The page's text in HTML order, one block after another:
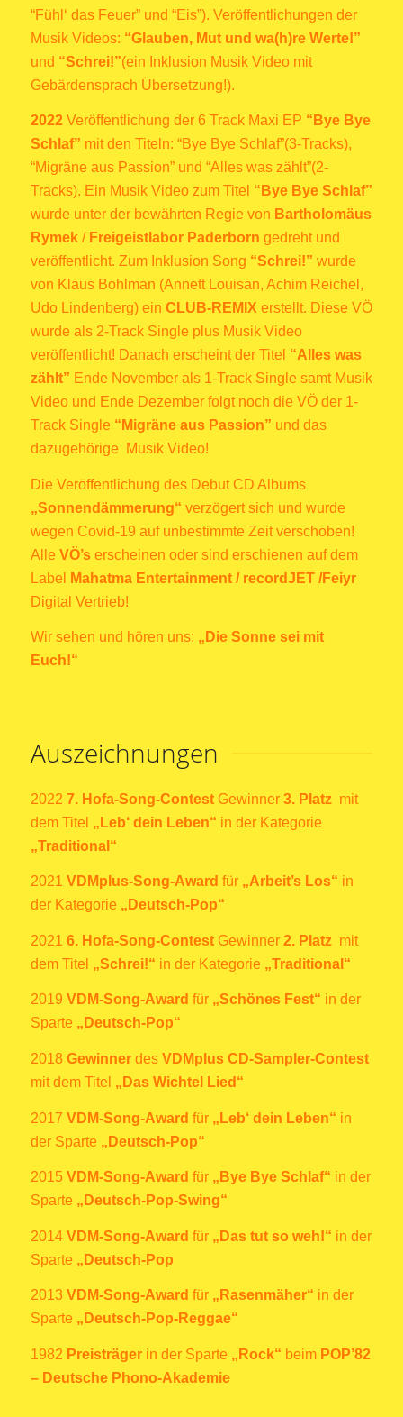
“Fühl‘ das Feuer” und “Eis”). Veröffentlichungen der
Musik Videos: “Glauben, Mut und wa(h)re Werte!”
und “Schrei!”(ein Inklusion Musik Video mit
Gebärdensprach Übersetzung!).
2022Veröffentlichung der 6 Track Maxi EP “Bye Bye
Schlaf” mit den Titeln: “Bye Bye Schlaf”(3-Tracks),
“Migräne aus Passion” und “Alles was zählt”(2-
Tracks). Ein Musik Video zum Titel “Bye Bye Schlaf”
wurde unter der bewährten Regie von Bartholomäus
Rymek/ Freigeistlabor Paderborn gedreht und
veröffentlicht. Zum Inklusion Song “Schrei!” wurde
von Klaus Bohlman (Annett Louisan, Achim Reichel,
Udo Lindenberg) ein CLUB-REMIX erstellt. Diese VÖ
wurde als 2-Track Single plus Musik Video
veröffentlicht! Danach erscheint der Titel “Alles was
zählt” Ende November als 1-Track Single samt Musik
Video und Ende Dezember folgt noch die VÖ der 1-
Track Single “Migräne aus Passion” und das
dazugehörige Musik Video!
Die Veröffentlichung des Debut CD Albums
„Sonnendämmerung“ verzögert sich und wurde
wegen Covid-19 auf unbestimmte Zeit verschoben!
Alle VÖ’serscheinen oder sind erschienen auf dem
Label
Mahatma Entertainment / recordJET /Feiyr
Digital Vertrieb!
Wir sehen und hören uns: „Die Sonne sei mit
Euch!“
Auszeichnungen
2022 7. Hofa-Song-ContestGewinner 3. Platzmit
dem Titel „Leb‘ dein Leben“ in der Kategorie
„Traditional“
2021 VDMplus-Song-Award für „Arbeit’s Los“ in
der Kategorie „Deutsch-Pop“
2021 6. Hofa-Song-ContestGewinner 2. Platzmit
dem Titel „Schrei!“ in der Kategorie „Traditional“
2019 VDM-Song-Award für „Schönes Fest“ in der
Sparte „Deutsch-Pop“
2018 Gewinnerdes VDMplus CD-Sampler-Contest
mit dem Titel „Das Wichtel Lied“
2017 VDM-Song-Award für „Leb‘ dein Leben“ in
der Sparte „Deutsch-Pop“
2015 VDM-Song-Award für „Bye Bye Schlaf“ in der
Sparte „Deutsch-Pop-Swing“
2014 VDM-Song-Award für „Das tut so weh!“ in der
Sparte „Deutsch-Pop
2013 VDM-Song-Award für „Rasenmäher“ in der
Sparte „Deutsch-Pop-Reggae“
1982 Preisträgerin der Sparte „Rock“ beim POP’82
– Deutsche Phono-Akademie